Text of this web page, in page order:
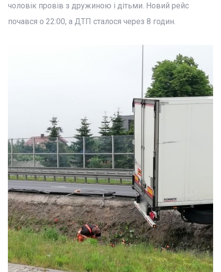
чоловік провів з дружиною і дітьми. Новий рейс
почався о 22:00, а ДТП сталося через 8 годин.